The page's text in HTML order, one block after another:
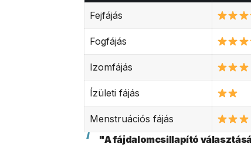
Fejfájás
Fogfájás
Izomfájás
Ízületi fájás
Menstruációs fájás
"A fájdalomcsillapító